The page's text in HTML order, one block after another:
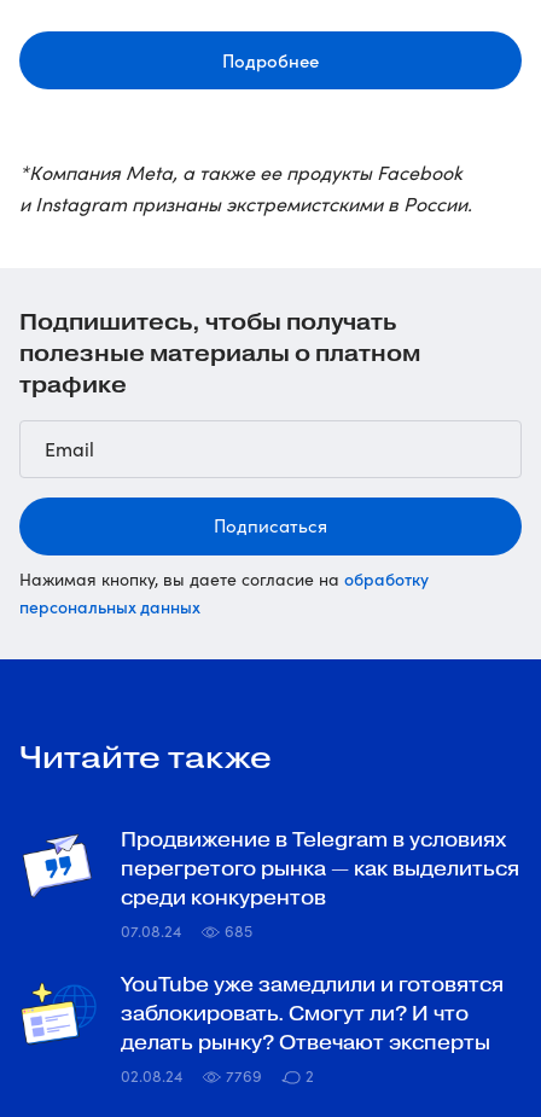
Подробнее
*Компания Meta, а также ее продукты Facebook
и Instagram признаны экстремистскими в России.
Подпишитесь, чтобы получать
полезные материалы о платном
трафике
Подписаться
Нажимая кнопку, вы даете согласие на обработку
персональных данных
Читайте также
Продвижение в Telegram в условиях
перегретого рынка — как выделиться
среди конкурентов
07.08.24 685
YouTube уже замедлили и готовятся
заблокировать. Смогут ли? И что
делать рынку? Отвечают эксперты
02.08.24 7769 2